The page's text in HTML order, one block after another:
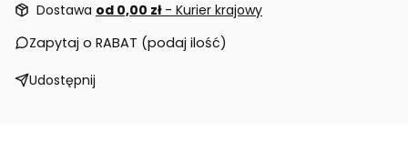
Dostawa od 0,00 zł - Kurier krajowy
Zapytaj o RABAT (podaj ilość)
Udostępnij